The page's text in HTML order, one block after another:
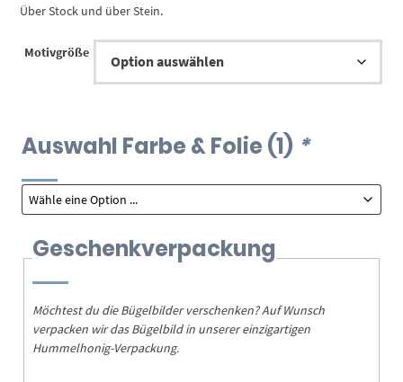
9,00 €
Über Stock und über Stein.
Motivgröße
Auswahl Farbe & Folie (1) *
Geschenkverpackung
Möchtest du die Bügelbilder verschenken? Auf Wunsch
verpacken wir das Bügelbild in unserer einzigartigen
Hummelhonig-Verpackung.